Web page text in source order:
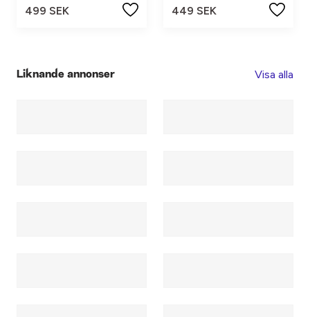
499 SEK
449 SEK
Liknande annonser Visa alla